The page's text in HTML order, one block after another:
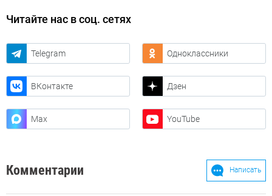
Читайте нас в соц. сетях
Telegram Одноклассники
ВКонтакте Дзен
Max YouTube
Комментарии Написать